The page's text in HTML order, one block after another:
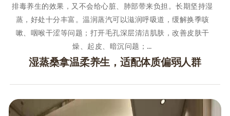
排毒养生的效果，又不会给心脏、肺部带来负担。长期坚持湿
蒸，好处十分丰富。温润蒸汽可以滋润呼吸道，缓解换季咳
嗽、咽喉干涩等问题；打开毛孔深层清洁肌肤，改善皮肤干
燥、起皮、暗沉问题；…
湿蒸桑拿温柔养生，适配体质偏弱人群